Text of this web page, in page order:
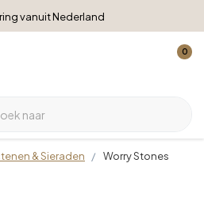
vanuit Nederland
0
& Sieraden Worry Stones